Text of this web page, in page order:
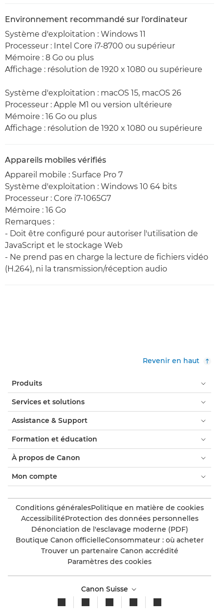
Environnement recommandé sur l'ordinateur
Système d'exploitation : Windows 11
Processeur : Intel Core i7-8700 ou supérieur
Mémoire : 8 Go ou plus
Affichage : résolution de 1920 x 1080 ou supérieure
Système d'exploitation : macOS 15, macOS 26
Processeur : Apple M1 ou version ultérieure
Mémoire : 16 Go ou plus
Affichage : résolution de 1920 x 1080 ou supérieure
Appareils mobiles vérifiés
Appareil mobile : Surface Pro 7
Système d'exploitation : Windows 10 64 bits
Processeur : Core i7-1065G7
Mémoire : 16 Go
Remarques :
- Doit être configuré pour autoriser l'utilisation de
JavaScript et le stockage Web
- Ne prend pas en charge la lecture de fichiers vidéo
(H.264), ni la transmission/réception audio
Revenir en haut
Produits
Services et solutions
Assistance & Support
Formation et éducation
À propos de Canon
Mon compte
Conditions généralesPolitique en matière de cookies
AccessibilitéProtection des données personnelles
Dénonciation de l'esclavage moderne (PDF)
Boutique Canon officielleConsommateur : où acheter
Trouver un partenaire Canon accrédité
Paramètres des cookies
Canon Suisse